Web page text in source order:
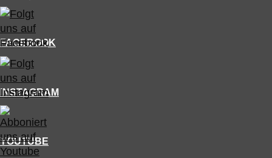
FACEBOOK
INSTAGRAM
YOUTUBE